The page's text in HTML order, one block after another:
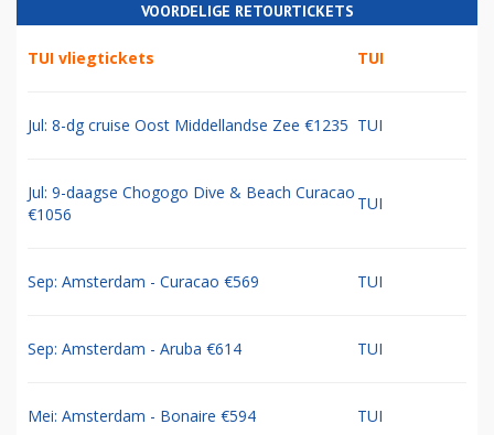
VOORDELIGE RETOURTICKETS
TUI vliegtickets TUI
Jul: 8-dg cruise Oost Middellandse Zee €1235 TUI
Jul: 9-daagse Chogogo Dive & Beach Curacao
€1056
TUI
Sep: Amsterdam - Curacao €569 TUI
Sep: Amsterdam - Aruba €614 TUI
Mei: Amsterdam - Bonaire €594 TUI